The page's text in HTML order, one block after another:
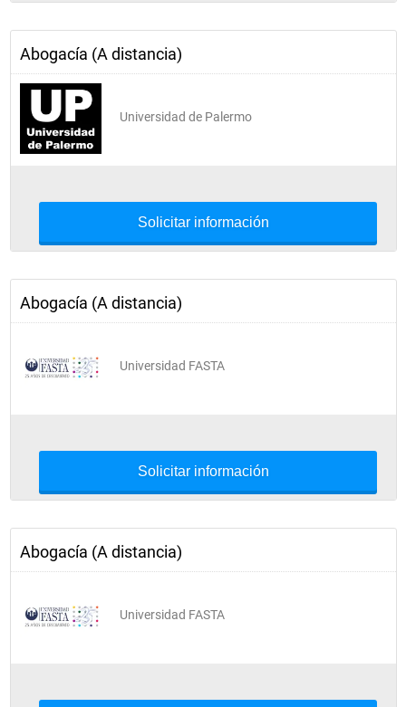
Abogacía (A distancia)
Universidad de Palermo
Solicitar información
Abogacía (A distancia)
Universidad FASTA
Solicitar información
Abogacía (A distancia)
Universidad FASTA